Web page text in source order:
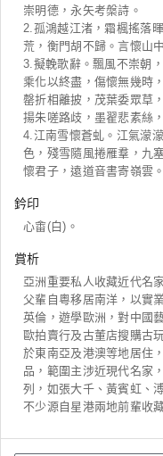
崇明德，永矢考槃詩。
2.孤鴻越江渚，霜楓搖落
荒，衡門胡不歸。言懷山
3.擬輓歌辭。飄風不崇朝
乘化以終盡，傷懷無幾時
罄折相離披，茂葉委眾草
揚朱嗟路歧，墨翟悲素絲
4.江南雪懷蒼虬。江氣濛
色，殘雪隨風捲雁羣，九
懷君子，遠道音書寄嶺雲
鈐印
心畬(白)。
賞析
亞洲重要私人收藏近代名
父輩自粵移居南洋，以實
英倫，遊學歐洲，對中國
歐拍賣行及古董店搜購古
於東南亞及港澳等地居住
品，範圍主涉近現代名家
列，如張大千、黃賓虹、
不少源自星港兩地前輩收